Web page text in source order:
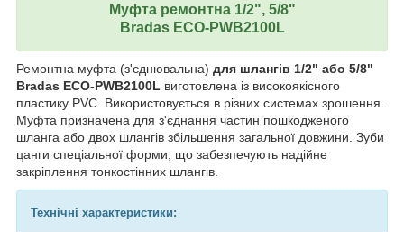
Муфта ремонтна 1/2", 5/8"
Bradas ECO-PWB2100L
Ремонтна муфта (з'єднювальна) для шлангів 1/2" або 5/8"
Bradas ECO-PWB2100L виготовлена із високоякісного
пластику PVC. Використовується в різних системах зрошення.
Муфта призначена для з'єднання частин пошкодженого
шланга або двох шлангів збільшення загальної довжини. Зуби
цанги спеціальної форми, що забезпечують надійне
закріплення тонкостінних шлангів.
Технічні характеристики: